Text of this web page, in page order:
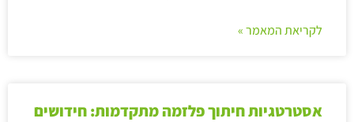
לקריאת המאמר »
אסטרטגיות חיתוך פלזמה מתקדמות: חידושים